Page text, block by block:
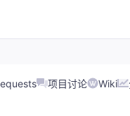
项目讨论 Wiki